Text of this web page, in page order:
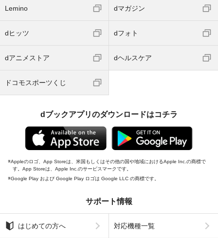
Lemino dマガジン
dヒッツ dフォト
dアニメストア dヘルスケア
ドコモスポーツくじ
dブックアプリのダウンロードはコチラ
Appleのロゴ、App Storeは、米国もしくはその他の国や地域におけるApple Inc.の商標で
す。App Storeは、Apple Inc.のサービスマークです。
Google Play および Google Play ロゴは Google LLC の商標です。
サポート情報
はじめての方へ 対応機種一覧